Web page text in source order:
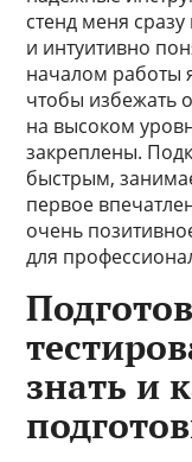
стенд меня
и интуитивно
началом работы
чтобы избежать
на высоком
закреплены.
быстрым,
первое
очень
для
знать и